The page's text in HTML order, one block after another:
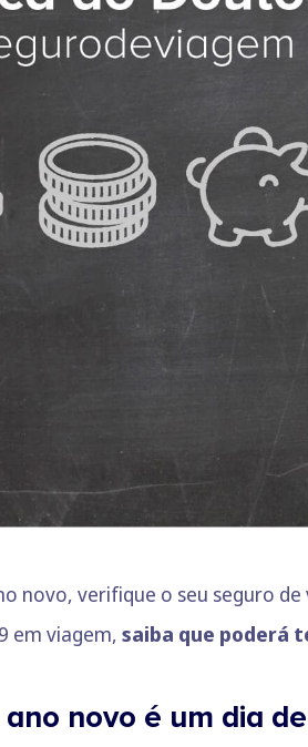
novo, verifique o seu seguro
em viagem, saiba que poderá
novo é um dia